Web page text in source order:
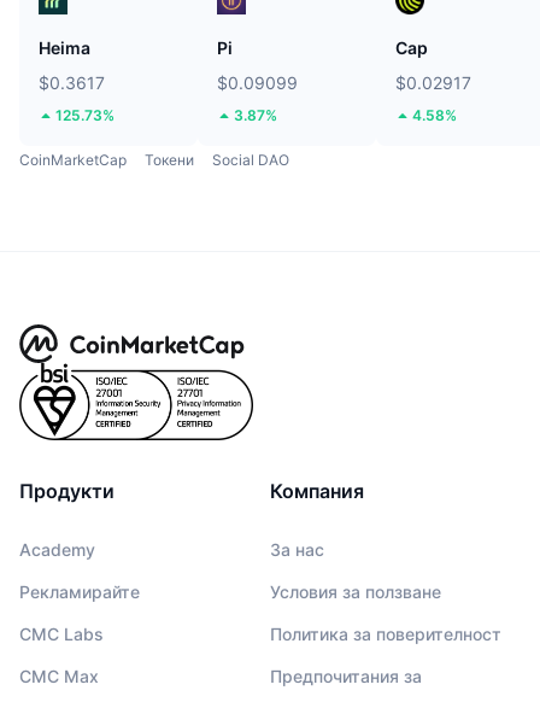
Heima
$0.3617
125.73%
Pi
$0.09099
3.87%
Cap
$0.02917
4.58%
CoinMarketCap Токени Social DAO
Продукти
Academy
Рекламирайте
CMC Labs
CMC Max
Компания
За нас
Условия за ползване
Политика за поверителност
Предпочитания за